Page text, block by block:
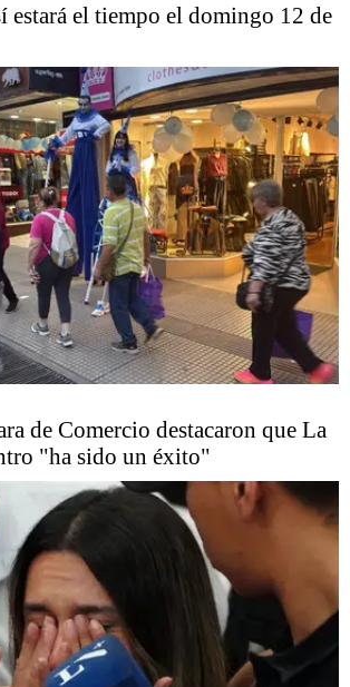
estará el tiempo el domingo 12 de
de Comercio destacaron que La
"ha sido un éxito"